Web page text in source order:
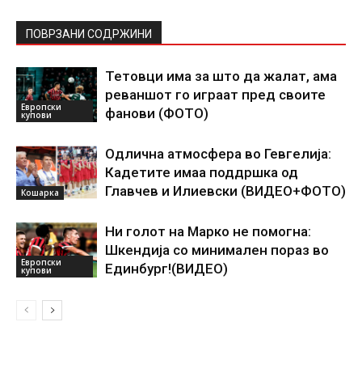
ПОВРЗАНИ СОДРЖИНИ
Европски
купови
Тетовци има за што да жалат, ама
реваншот го играат пред своите
фанови (ФОТО)
Кошарка
Одлична атмосфера во Гевгелија:
Кадетите имаа поддршка од
Главчев и Илиевски (ВИДЕО+ФОТО)
Европски
купови
Ни голот на Марко не помогна:
Шкендија со минимален пораз во
Единбург!(ВИДЕО)